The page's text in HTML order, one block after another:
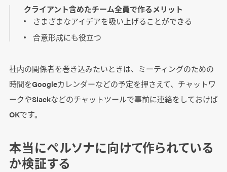
クライアント含めたチーム全員で作るメリット
さまざまなアイデアを吸い上げることができる
合意形成にも役立つ
社内の関係者を巻き込みたいときは、ミーティングのための
時間をGoogleカレンダーなどの予定を押さえて、チャットワ
ークやSlackなどのチャットツールで事前に連絡をしておけば
OKです。
本当にペルソナに向けて作られている
か検証する